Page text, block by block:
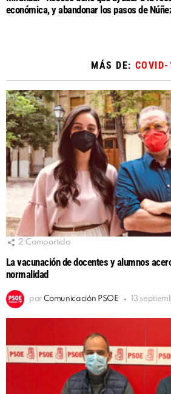
económica, y abandonar los pasos de
MÁS DE: COVID-
2 Compartido
La vacunación de docentes y alumnos
normalidad
por Comunicación PSOE 13